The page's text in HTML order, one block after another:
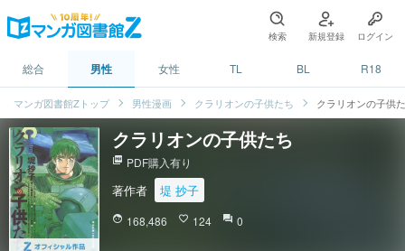
検索 新規登録 ログイン
総合 男性 女性 TL BL R18
マンガ図書館Zトップ 男性漫画 クラリオンの子供たち クラリオンの子供
クラリオンの子供たち
picture_as_pdf PDF購入有り
著作者 堤 抄子
face 168,486 favorite_border 124 question_answer 0